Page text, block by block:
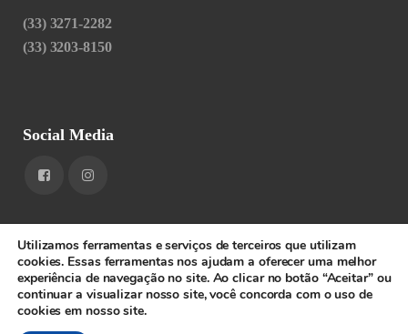
(33) 3271-2282
(33) 3203-8150
Social Media
1RIGV - CNPJ: 20.685.380/0001-52 - Todos os direitos
Utilizamos ferramentas e serviços de terceiros que utilizam
cookies. Essas ferramentas nos ajudam a oferecer uma melhor
experiência de navegação no site. Ao clicar no botão “Aceitar” ou
continuar a visualizar nosso site, você concorda com o uso de
cookies em nosso site.